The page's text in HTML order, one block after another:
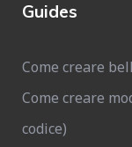
Guides
Come creare
Come creare
codice)